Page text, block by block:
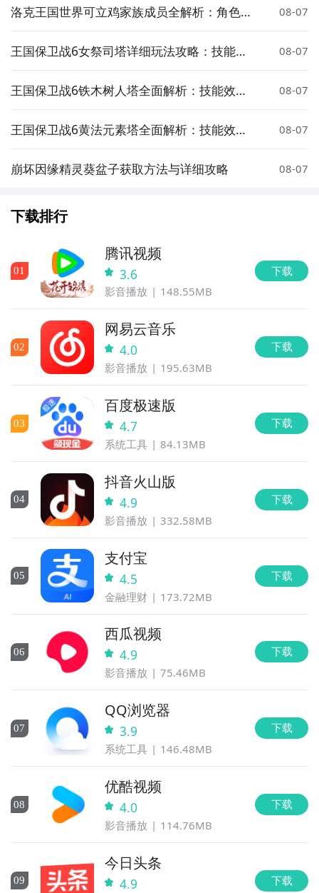
洛克王国世界可立鸡家族成员全解析：角色介
08-07
王国保卫战6女祭司塔详细玩法攻略：技能搭
08-07
王国保卫战6铁木树人塔全面解析：技能效
08-07
王国保卫战6黄法元素塔全面解析：技能效
08-07
崩坏因缘精灵葵盆子获取方法与详细攻略 08-07
下载排行
01
腾讯视频
3.6
影音播放 148.55MB
下载
02
网易云音乐
4.0
影音播放 195.63MB
下载
03
百度极速版
4.7
系统工具 84.13MB
下载
04
抖音火山版
4.9
影音播放 332.58MB
下载
05
支付宝
4.5
金融理财 173.72MB
下载
06
西瓜视频
4.9
影音播放 75.46MB
下载
07
QQ浏览器
3.9
系统工具 146.48MB
下载
08
优酷视频
4.0
影音播放 114.76MB
下载
09
今日头条
4.9 下载